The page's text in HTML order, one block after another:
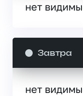
нет
Завтра
нет